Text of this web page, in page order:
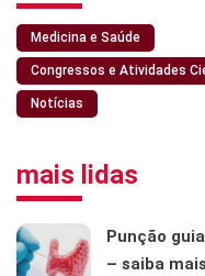
Medicina e Saúde
Congressos e Atividades
Notícias
mais lidas
Punção
– saiba mais